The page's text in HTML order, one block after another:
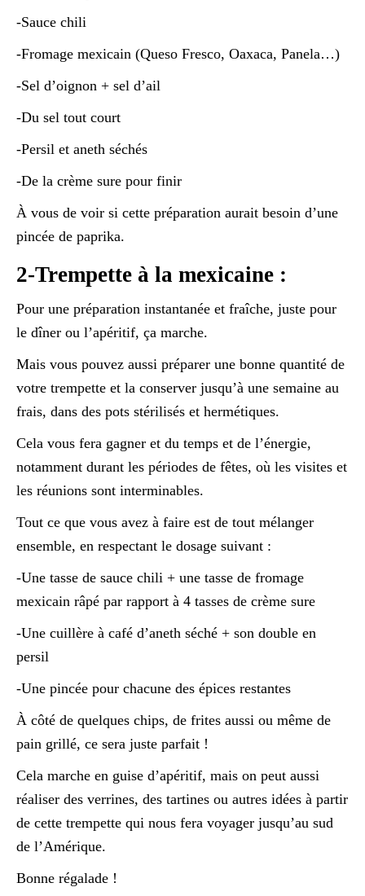
-Sauce chili
-Fromage mexicain (Queso Fresco, Oaxaca, Panela…)
-Sel d’oignon + sel d’ail
-Du sel tout court
-Persil et aneth séchés
-De la crème sure pour finir
À vous de voir si cette préparation aurait besoin d’une
pincée de paprika.
2-Trempette à la mexicaine :
Pour une préparation instantanée et fraîche, juste pour
le dîner ou l’apéritif, ça marche.
Mais vous pouvez aussi préparer une bonne quantité de
votre trempette et la conserver jusqu’à une semaine au
frais, dans des pots stérilisés et hermétiques.
Cela vous fera gagner et du temps et de l’énergie,
notamment durant les périodes de fêtes, où les visites et
les réunions sont interminables.
Tout ce que vous avez à faire est de tout mélanger
ensemble, en respectant le dosage suivant :
-Une tasse de sauce chili + une tasse de fromage
mexicain râpé par rapport à 4 tasses de crème sure
-Une cuillère à café d’aneth séché + son double en
persil
-Une pincée pour chacune des épices restantes
À côté de quelques chips, de frites aussi ou même de
pain grillé, ce sera juste parfait !
Cela marche en guise d’apéritif, mais on peut aussi
réaliser des verrines, des tartines ou autres idées à partir
de cette trempette qui nous fera voyager jusqu’au sud
de l’Amérique.
Bonne régalade !